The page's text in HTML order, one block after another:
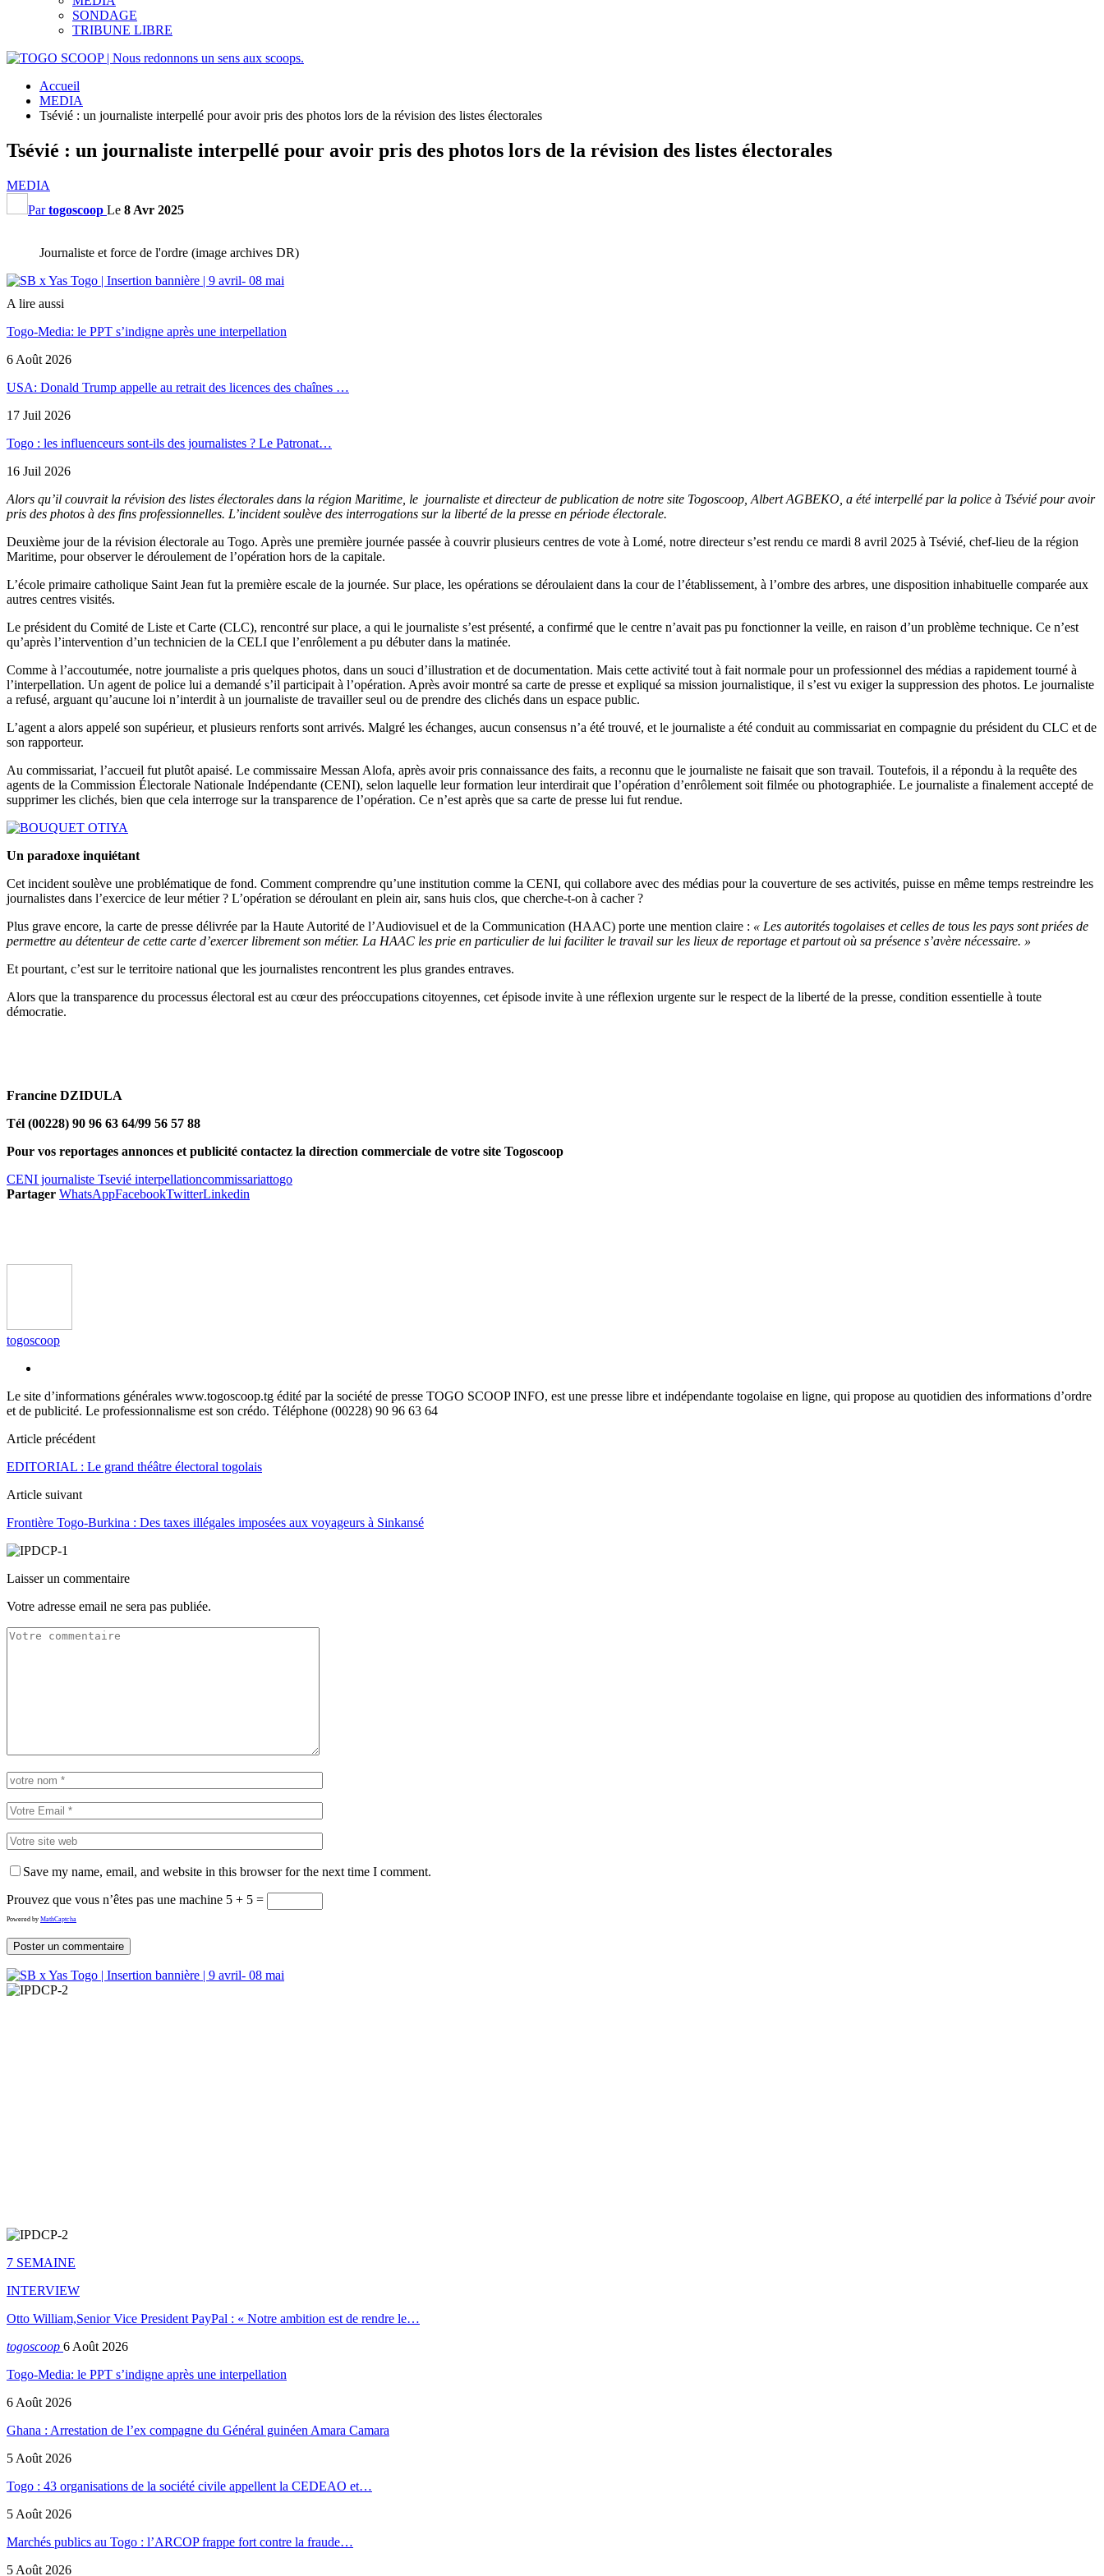
SONDAGE
TRIBUNE LIBRE
Accueil
MEDIA
Tsévié : un journaliste interpellé pour avoir pris des photos lors de la révision des listes électorales
Tsévié : un journaliste interpellé pour avoir pris des photos lors de la révision des listes électorales
MEDIA
Partogoscoop Le 8 Avr 2025
Journaliste et force de l'ordre (image archives DR)
A lire aussi
Togo-Media: le PPT s’indigne après une interpellation
6 Août 2026
USA: Donald Trump appelle au retrait des licences des chaînes …
17 Juil 2026
Togo : les influenceurs sont-ils des journalistes ? Le Patronat…
16 Juil 2026
Alors qu’il couvrait la révision des listes électorales dans la région Maritime, le journaliste et directeur de publication de notre site Togoscoop, Albert AGBEKO, a été interpellé par la police à Tsévié pour avoir
pris des photos à des fins professionnelles. L’incident soulève des interrogations sur la liberté de la presse en période électorale.
Deuxième jour de la révision électorale au Togo. Après une première journée passée à couvrir plusieurs centres de vote à Lomé, notre directeur s’est rendu ce mardi 8 avril 2025 à Tsévié, chef-lieu de la région
Maritime, pour observer le déroulement de l’opération hors de la capitale.
L’école primaire catholique Saint Jean fut la première escale de la journée. Sur place, les opérations se déroulaient dans la cour de l’établissement, à l’ombre des arbres, une disposition inhabituelle comparée aux
autres centres visités.
Le président du Comité de Liste et Carte (CLC), rencontré sur place, a qui le journaliste s’est présenté, a confirmé que le centre n’avait pas pu fonctionner la veille, en raison d’un problème technique. Ce n’est
qu’après l’intervention d’un technicien de la CELI que l’enrôlement a pu débuter dans la matinée.
Comme à l’accoutumée, notre journaliste a pris quelques photos, dans un souci d’illustration et de documentation. Mais cette activité tout à fait normale pour un professionnel des médias a rapidement tourné à
l’interpellation. Un agent de police lui a demandé s’il participait à l’opération. Après avoir montré sa carte de presse et expliqué sa mission journalistique, il s’est vu exiger la suppression des photos. Le journaliste
a refusé, arguant qu’aucune loi n’interdit à un journaliste de travailler seul ou de prendre des clichés dans un espace public.
L’agent a alors appelé son supérieur, et plusieurs renforts sont arrivés. Malgré les échanges, aucun consensus n’a été trouvé, et le journaliste a été conduit au commissariat en compagnie du président du CLC et de
son rapporteur.
Au commissariat, l’accueil fut plutôt apaisé. Le commissaire Messan Alofa, après avoir pris connaissance des faits, a reconnu que le journaliste ne faisait que son travail. Toutefois, il a répondu à la requête des
agents de la Commission Électorale Nationale Indépendante (CENI), selon laquelle leur formation leur interdirait que l’opération d’enrôlement soit filmée ou photographiée. Le journaliste a finalement accepté de
supprimer les clichés, bien que cela interroge sur la transparence de l’opération. Ce n’est après que sa carte de presse lui fut rendue.
Un paradoxe inquiétant
Cet incident soulève une problématique de fond. Comment comprendre qu’une institution comme la CENI, qui collabore avec des médias pour la couverture de ses activités, puisse en même temps restreindre les
journalistes dans l’exercice de leur métier ? L’opération se déroulant en plein air, sans huis clos, que cherche-t-on à cacher ?
Plus grave encore, la carte de presse délivrée par la Haute Autorité de l’Audiovisuel et de la Communication (HAAC) porte une mention claire : « Les autorités togolaises et celles de tous les pays sont priées de
permettre au détenteur de cette carte d’exercer librement son métier. La HAAC les prie en particulier de lui faciliter le travail sur les lieux de reportage et partout où sa présence s’avère nécessaire. »
Et pourtant, c’est sur le territoire national que les journalistes rencontrent les plus grandes entraves.
Alors que la transparence du processus électoral est au cœur des préoccupations citoyennes, cet épisode invite à une réflexion urgente sur le respect de la liberté de la presse, condition essentielle à toute
démocratie.
Francine DZIDULA
Tél (00228) 90 96 63 64/99 56 57 88
Pour vos reportages annonces et publicité contactez la direction commerciale de votre site Togoscoop
CENI journaliste Tsevié interpellationcommissariattogo
Partager WhatsAppFacebookTwitterLinkedin
togoscoop
Le site d’informations générales www.togoscoop.tg édité par la société de presse TOGO SCOOP INFO, est une presse libre et indépendante togolaise en ligne, qui propose au quotidien des informations d’ordre
et de publicité. Le professionnalisme est son crédo. Téléphone (00228) 90 96 63 64
Article précédent
EDITORIAL : Le grand théâtre électoral togolais
Article suivant
Frontière Togo-Burkina : Des taxes illégales imposées aux voyageurs à Sinkansé
Laisser un commentaire
Votre adresse email ne sera pas publiée.
Save my name, email, and website in this browser for the next time I comment.
Prouvez que vous n’êtes pas une machine 5 + 5 =
Powered by MathCaptcha
7 SEMAINE
INTERVIEW
Otto William,Senior Vice President PayPal : « Notre ambition est de rendre le…
togoscoop 6 Août 2026
Togo-Media: le PPT s’indigne après une interpellation
6 Août 2026
Ghana : Arrestation de l’ex compagne du Général guinéen Amara Camara
5 Août 2026
Togo : 43 organisations de la société civile appellent la CEDEAO et…
5 Août 2026
Marchés publics au Togo : l’ARCOP frappe fort contre la fraude…
5 Août 2026